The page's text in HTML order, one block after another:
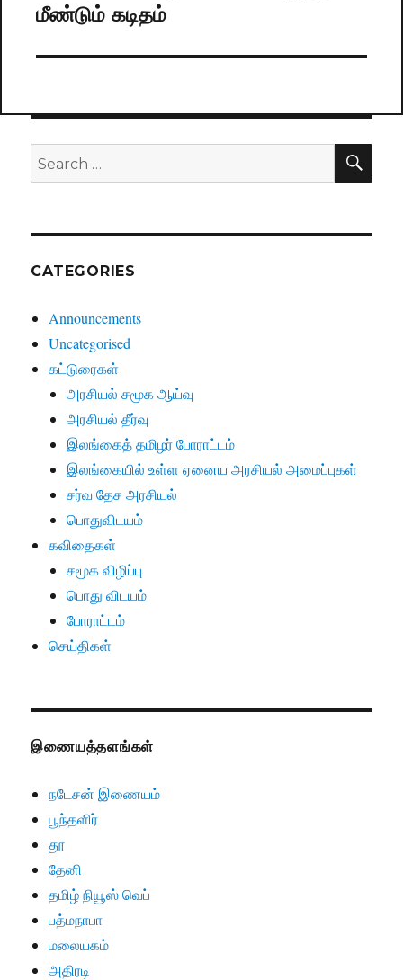
post:
மீண்டும் கடிதம்
Search
for:
CATEGORIES
Announcements
Uncategorised
கட்டுரைகள்
அரசியல் சமூக ஆய்வு
அரசியல் தீர்வு
இலங்கைத் தமிழர் போராட்டம்
இலங்கையில் உள்ள ஏனைய அரசியல் அமைப்புகள்
சர்வ தேச அரசியல்
பொதுவிடயம்
கவிதைகள்
சமூக விழிப்பு
பொது விடயம்
போராட்டம்
செய்திகள்
இணையத்தளங்கள்
நடேசன் இணையம்
பூந்தளிர்
தூ
தேனி
தமிழ் நியூஸ் வெப்
பத்மநாபா
மலையகம்
அதிரடி